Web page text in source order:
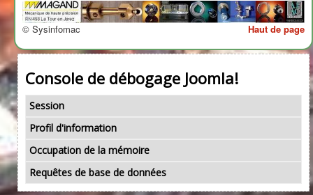
Haut de page
© Sysinfomac
Console de débogage Joomla!
Session
Profil d'information
Occupation de la mémoire
Requêtes de base de données